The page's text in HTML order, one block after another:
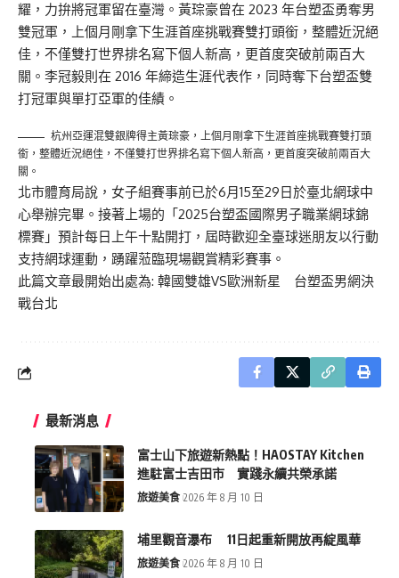
耀，力拚將冠軍留在臺灣。黃琮豪曾在 2023 年台塑盃勇奪男
雙冠軍，上個月剛拿下生涯首座挑戰賽雙打頭銜，整體近況絕
佳，不僅雙打世界排名寫下個人新高，更首度突破前兩百大
關。李冠毅則在 2016 年締造生涯代表作，同時奪下台塑盃雙
打冠軍與單打亞軍的佳績。
杭州亞運混雙銀牌得主黃琮豪，上個月剛拿下生涯首座挑戰賽雙打頭
銜，整體近況絕佳，不僅雙打世界排名寫下個人新高，更首度突破前兩百大
關。
北市體育局說，女子組賽事前已於6月15至29日於臺北網球中
心舉辦完畢。接著上場的「2025台塑盃國際男子職業網球錦
標賽」預計每日上午十點開打，屆時歡迎全臺球迷朋友以行動
支持網球運動，踴躍蒞臨現場觀賞精彩賽事。
此篇文章最開始出處為: 韓國雙雄VS歐洲新星 台塑盃男網決
戰台北
最新消息
富士山下旅遊新熱點！HAOSTAY Kitchen
進駐富士吉田市 實踐永續共榮承諾
旅遊美食 2026 年 8 月 10 日
埔里觀音瀑布 11日起重新開放再綻風華
旅遊美食 2026 年 8 月 10 日